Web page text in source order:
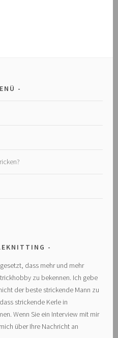
dass mehr und mehr
zu bekennen. Ich gebe
der beste strickende Mann zu
strickende Kerle in
Wenn Sie ein Interview mit mir
über Ihre Nachricht an